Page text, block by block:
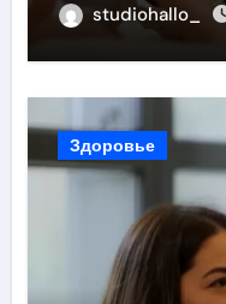
studiohallo_
Здоровье